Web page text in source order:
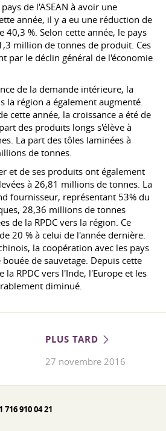
de l'ASEAN à avoir une
année, il y a eu une réduction de
40,3 %. Selon cette année, le pays
million de tonnes de produit. Ces
par le déclin général de l'économie
de la demande intérieure, la
la région a également augmenté.
cette année, la croissance a été de
des produits longs s'élève à
La part des tôles laminées à
de tonnes.
et de ses produits ont également
à 26,81 millions de tonnes. La
fournisseur, représentant 53% du
28,36 millions de tonnes
de la RPDC vers la région. Ce
20 % à celui de l'année dernière.
la coopération avec les pays
bouée de sauvetage. Depuis cette
la RPDC vers l'Inde, l'Europe et les
diminué.
PLUS TARD
27 novembre 2016
716 910 04 21